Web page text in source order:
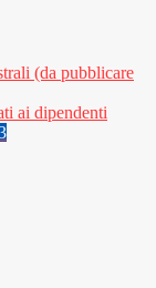
(da pubblicare
ai dipendenti